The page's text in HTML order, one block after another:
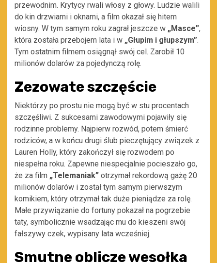
przewodnim. Krytycy rwali włosy z głowy. Ludzie walili
do kin drzwiami i oknami, a film okazał się hitem
wiosny. W tym samym roku zagrał jeszcze w „Masce”,
która została przebojem lata i w „Głupim i głupszym”.
Tym ostatnim filmem osiągnął swój cel. Zarobił 10
milionów dolarów za pojedynczą rolę.
Zezowate szczęście
Niektórzy po prostu nie mogą być w stu procentach
szczęśliwi. Z sukcesami zawodowymi pojawiły się
rodzinne problemy. Najpierw rozwód, potem śmierć
rodziców, a w końcu drugi ślub pieczętujący związek z
Lauren Holly, który zakończył się rozwodem po
niespełna roku. Zapewne niespecjalnie pocieszało go,
że za film „Telemaniak” otrzymał rekordową gażę 20
milionów dolarów i został tym samym pierwszym
komikiem, który otrzymał tak duże pieniądze za rolę.
Małe przywiązanie do fortuny pokazał na pogrzebie
taty, symbolicznie wsadzając mu do kieszeni swój
fałszywy czek, wypisany lata wcześniej.
Smutne oblicze wesołka